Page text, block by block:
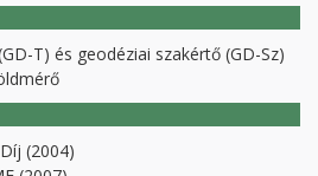
T) és geodéziai szakértő (GD-Sz)
(2004)